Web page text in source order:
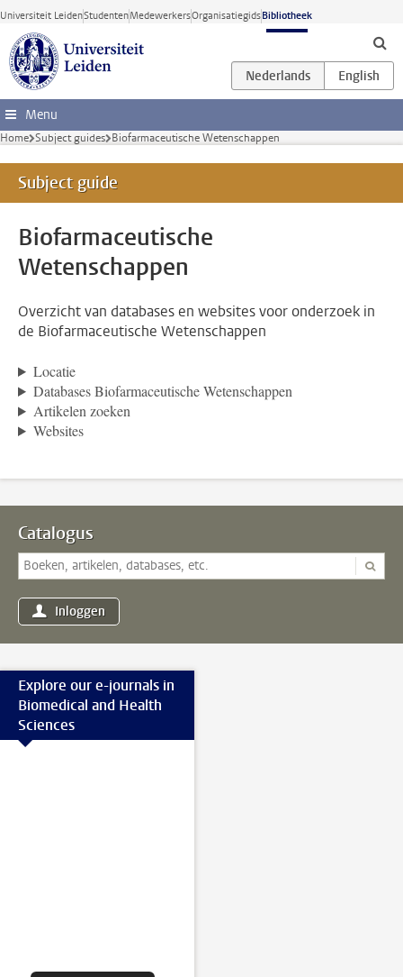
Ga direct naar de inhoud
Universiteit LeidenStudentenMedewerkersOrganisatiegidsBibliotheek
Menu
Home Subject guides Biofarmaceutische Wetenschappen
Subject guide
Biofarmaceutische
Wetenschappen
Overzicht van databases en websites voor onderzoek in
de Biofarmaceutische Wetenschappen
Locatie
Databases Biofarmaceutische Wetenschappen
Artikelen zoeken
Websites
Catalogus
Inloggen
Explore our e-journals in
Biomedical and Health
Sciences